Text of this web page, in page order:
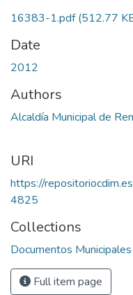
16383-1.pdf(512.77
Date
2012
Authors
Alcaldía Municipal de
URI
https://
4825
Collections
Documentos Municipales
Full item page